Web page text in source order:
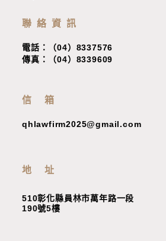
聯絡資訊
電話：（04）8337576
傳真：（04）8339609
信 箱
qhlawfirm2025@gmail.com
地 址
510彰化縣員林市萬年路一段
190號5樓